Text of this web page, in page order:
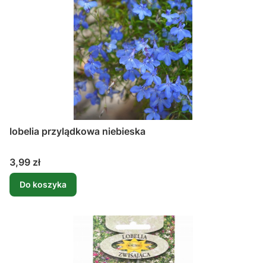
lobelia przylądkowa niebieska
Cena
3,99 zł
Do koszyka